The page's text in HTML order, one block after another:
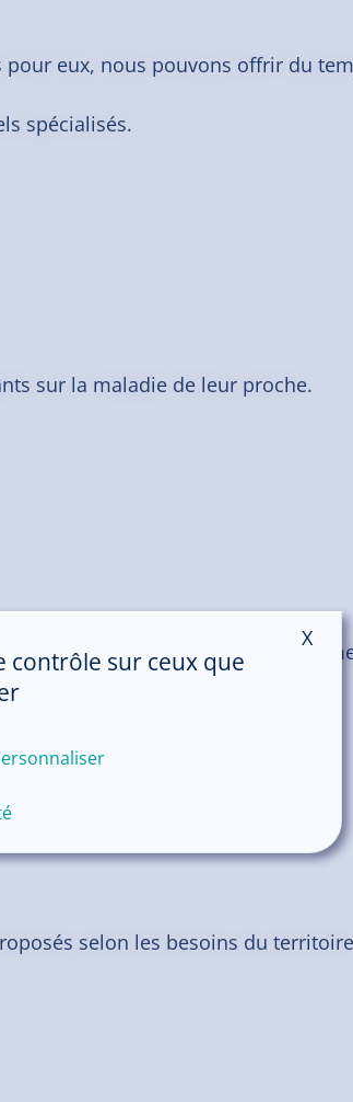
eux, nous pouvons offrir du
spécialisés.
sur la maladie de leur proche.
concernés pour un
aidants.
selon les besoins du
contrôle sur ceux que
X